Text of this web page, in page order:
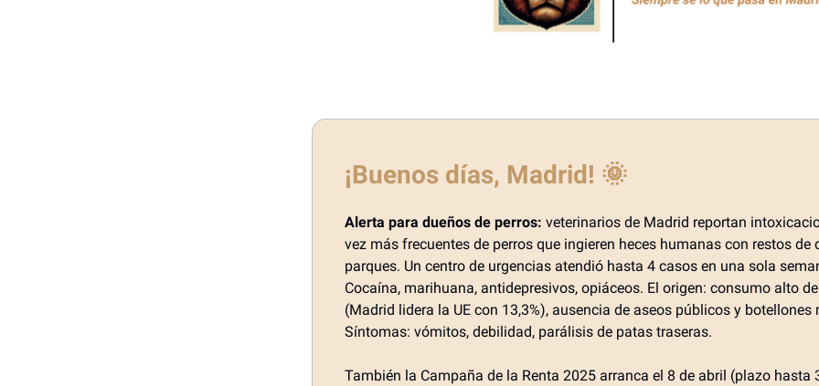
¡Buenos días, Madrid! 🌞
Alerta para dueños de perros: veterinarios de Madrid reportan
vez más frecuentes de perros que ingieren heces humanas con restos de
parques. Un centro de urgencias atendió hasta 4 casos en una sola
Cocaína, marihuana, antidepresivos, opiáceos. El origen: consumo alto
(Madrid lidera la UE con 13,3%), ausencia de aseos públicos y botellones
Síntomas: vómitos, debilidad, parálisis de patas traseras.
También la Campaña de la Renta 2025 arranca el 8 de abril (plazo hasta